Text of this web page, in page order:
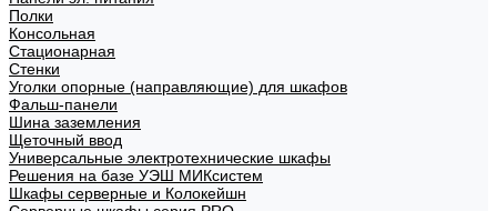
Полки
Консольная
Стационарная
Стенки
Уголки опорные (направляющие) для шкафов
Фальш-панели
Шина заземления
Щеточный ввод
Универсальные электротехнические шкафы
Решения на базе УЭШ МИКсистем
Шкафы серверные и Колокейшн